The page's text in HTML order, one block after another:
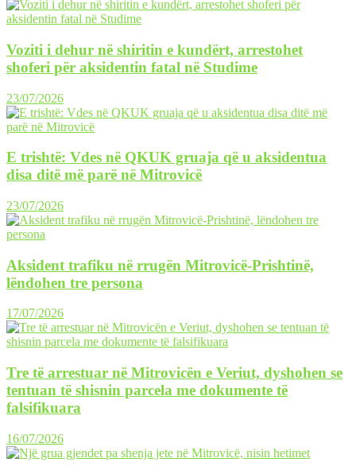
Voziti i dehur në shiritin e kundërt, arrestohet
shoferi për aksidentin fatal në Studime
23/07/2026
E trishtë: Vdes në QKUK gruaja që u aksidentua
disa ditë më parë në Mitrovicë
23/07/2026
Aksident trafiku në rrugën Mitrovicë-Prishtinë,
lëndohen tre persona
17/07/2026
Tre të arrestuar në Mitrovicën e Veriut, dyshohen se
tentuan të shisnin parcela me dokumente të
falsifikuara
16/07/2026